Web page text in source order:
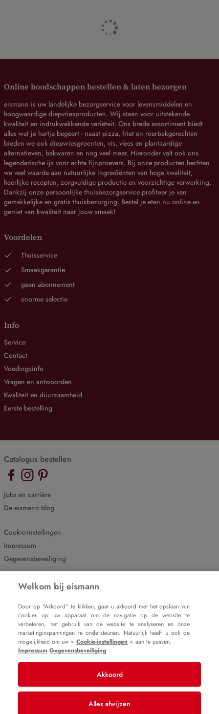
Online boodschappen bestellen & laten bezorgen
eismann is uw landelijke bezorgservice voor levensmiddelen en
hoogwaardige diepvriesproducten. Wij staan voor uitstekende
kwaliteit en indrukwekkende variëteit. Ons brede assortiment biedt
alles wat je hartje begeert - naast pizza, friet en roerbakgerechten
bieden we ook diepvriesgroenten, vis, vlees en plantaardige
alternatieven, bakwaren en nog veel meer. Hieronder valt ook ons
legendarische ijs voor echte fijnproevers. Bij onze producten hechten
we veel waarde aan natuurlijke ingrediënten van hoge kwaliteit,
heerlijke recepten, zorgvuldige productie en voorzichtige verwerking.
Dankzij onze persoonlijke thuisbezorgservice profiteer je van
gemakkelijke en gratis thuisbezorging. Bestel je eten nu online en
geniet van kwaliteit naar jouw smaak!
Voordelen
Thuisservice
Smaakgarantie
geen abonnement
enorme selectie
Info
Service
Contact
Voedingsinfo
Vragen en antwoorden
Kwaliteit en duurzaamheid
Eerste bestelling
Catalogus bestellen
Jobs en carrière
De eismann blog
Cookie-instellingen
Impressum
Gegevensbeveiliging
© 2007 – 2025
Welkom bij eismann
Door op "Akkoord" te klikken, gaat u akkoord met het opslaan van
cookies op uw apparaat om de navigatie op de website te
verbeteren, het gebruik van de website te analyseren en onze
marketinginspanningen te ondersteunen. Natuurlijk heeft u ook de
mogelijkheid om uw >Cookie-instellingen < aan te passen.
Impressum Gegevensbeveiliging
Akkoord
Alles afwijzen